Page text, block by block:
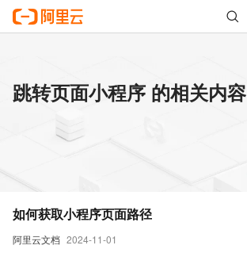
跳转页面小程序 的相关内容
阿里云文档 2024-11-01
如何获取小程序页面路径